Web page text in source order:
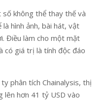
không thể thay thế và
là hình ảnh, bài hát, vật
Điều làm cho một mặt
có giá trị là tính độc đáo
phân tích Chainalysis, thị
lên hơn 41 tỷ USD vào